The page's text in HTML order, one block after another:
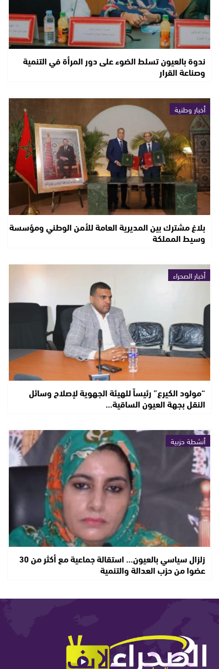
ندوة بالعيون تسلط الضوء على دور المرأة في التنمية
وصناعة القرار
أخبار وطنية
بلاغ مشترك بين المديرية العامة للأمن الوطني ومؤسسة
وسيط المملكة
أخبار الصحراء
“مولود الكيرع” رئيساً للهيئة الجهوية لإصلاح وسائل
النقل بجهة العيون الساقية…
أنشطة حزبية
زلزال سياسي بالعيون… استقالة جماعية مع أكثر من 30
عضوا من حزب العدالة والتنمية